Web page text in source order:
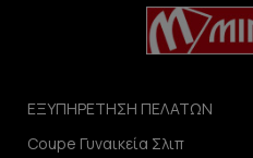
ΕΞΥΠΗΡΕΤΗΣΗ ΠΕΛΑΤΩΝ
Coupe Γυναικεία Σλιπ